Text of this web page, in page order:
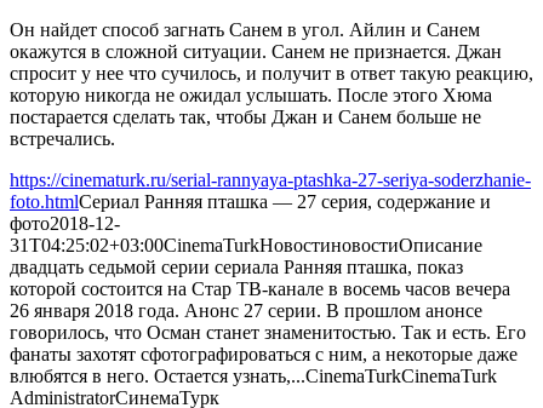
Он найдет способ загнать Санем в угол. Айлин и Санем
окажутся в сложной ситуации. Санем не признается. Джан
спросит у нее что сучилось, и получит в ответ такую реакцию,
которую никогда не ожидал услышать. После этого Хюма
постарается сделать так, чтобы Джан и Санем больше не
встречались.
https://cinematurk.ru/serial-rannyaya-ptashka-27-seriya-soderzhanie-
foto.htmlСериал Ранняя пташка — 27 серия, содержание и
фото2018-12-
31T04:25:02+03:00CinemaTurkНовостиновостиОписание
двадцать седьмой серии сериала Ранняя пташка, показ
которой состоится на Стар ТВ-канале в восемь часов вечера
26 января 2018 года. Анонс 27 серии. В прошлом анонсе
говорилось, что Осман станет знаменитостью. Так и есть. Его
фанаты захотят сфотографироваться с ним, а некоторые даже
влюбятся в него. Остается узнать,...CinemaTurkCinemaTurk
AdministratorСинемаТурк